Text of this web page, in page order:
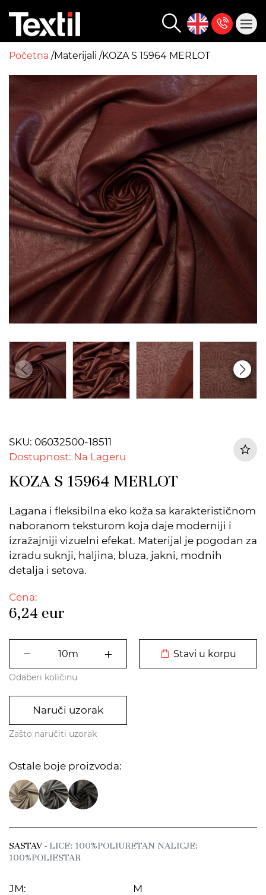
Početna Materijali KOZA S 15964 MERLOT
SKU: 06032500-18511
Dostupnost: Na Lageru
KOZA S 15964 MERLOT
Lagana i fleksibilna eko koža sa karakterističnom
naboranom teksturom koja daje moderniji i
izražajniji vizuelni efekat. Materijal je pogodan za
izradu suknji, haljina, bluza, jakni, modnih
detalja i setova.
Cena:
6,24 eur
Stavi u korpu
Odaberi količinu
Naruči uzorak
Zašto naručiti uzorak
Ostale boje proizvoda:
SASTAV- LICE: 100%POLIURETAN NALICJE:
100%POLIESTAR
JM:
M